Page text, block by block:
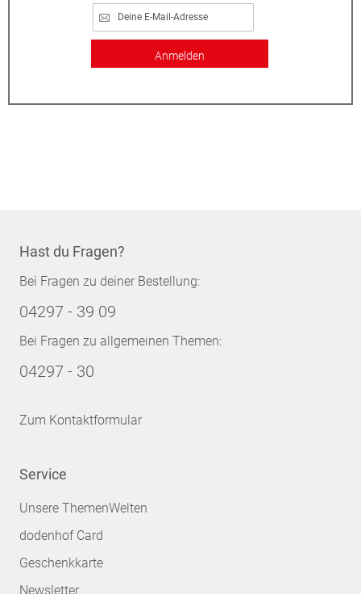
Anmelden
Hast du Fragen?
Bei Fragen zu deiner Bestellung:
04297 - 39 09
Bei Fragen zu allgemeinen Themen:
04297 - 30
Zum Kontaktformular
Service
Unsere ThemenWelten
dodenhof Card
Geschenkkarte
Newsletter